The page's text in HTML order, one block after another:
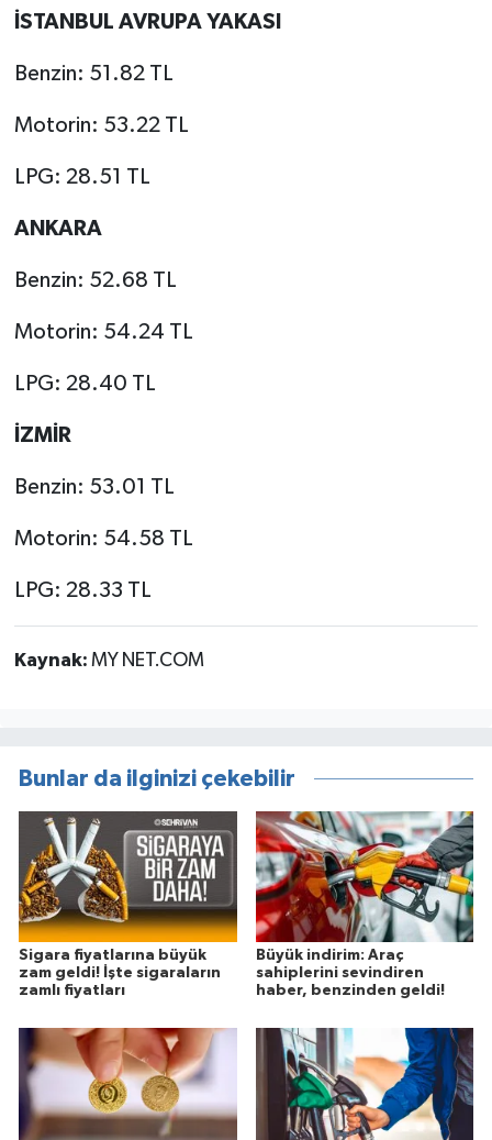
İSTANBUL AVRUPA YAKASI
Benzin: 51.82 TL
Motorin: 53.22 TL
LPG: 28.51 TL
ANKARA
Benzin: 52.68 TL
Motorin: 54.24 TL
LPG: 28.40 TL
İZMİR
Benzin: 53.01 TL
Motorin: 54.58 TL
LPG: 28.33 TL
Kaynak: MY NET.COM
Bunlar da ilginizi çekebilir
Sigara fiyatlarına büyük
zam geldi! İşte sigaraların
zamlı fiyatları
Büyük indirim: Araç
sahiplerini sevindiren
haber, benzinden geldi!